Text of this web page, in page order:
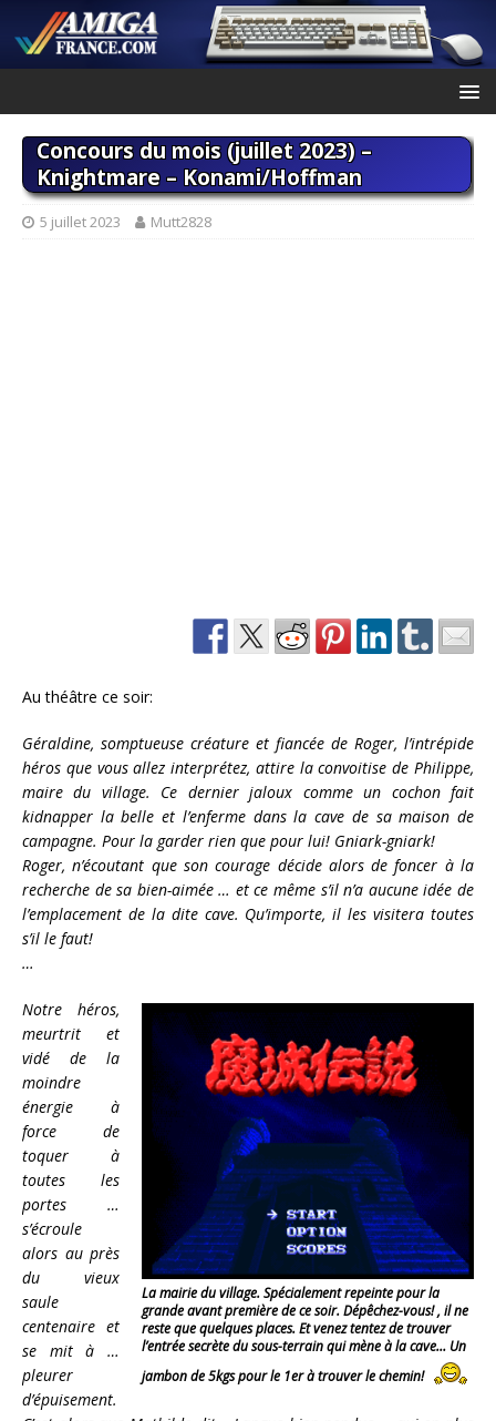
Concours du mois (juillet 2023) –
Knightmare – Konami/Hoffman
5 juillet 2023 Mutt2828
Au théâtre ce soir:
Géraldine, somptueuse créature et fiancée de Roger, l’intrépide
héros que vous allez interprétez, attire la convoitise de Philippe,
maire du village. Ce dernier jaloux comme un cochon fait
kidnapper la belle et l’enferme dans la cave de sa maison de
campagne. Pour la garder rien que pour lui! Gniark-gniark!
Roger, n’écoutant que son courage décide alors de foncer à la
recherche de sa bien-aimée … et ce même s’il n’a aucune idée de
l’emplacement de la dite cave. Qu’importe, il les visitera toutes
s’il le faut!
…
La mairie du village. Spécialement repeinte pour la
grande avant première de ce soir. Dépêchez-vous! , il ne
reste que quelques places. Et venez tentez de trouver
l’entrée secrète du sous-terrain qui mène à la cave… Un
jambon de 5kgs pour le 1er à trouver le chemin!
Notre héros,
meurtrit et
vidé de la
moindre
énergie à
force de
toquer à
toutes les
portes …
s’écroule
alors au près
du vieux
saule
centenaire et
se mit à …
pleurer
d’épuisement.